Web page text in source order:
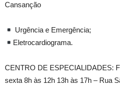
Cansanção
Urgência e Emergência;
Eletrocardiograma.
CENTRO DE ESPECIALIDADES:
sexta 8h às 12h 13h às 17h – Rua